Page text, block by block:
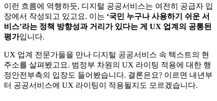
이런 흐름에 역행하듯, 디지털 공공서비스는 여전히 공급자 입
장에서 작성되고 있고요. 이는 ‘국민 누구나 사용하기 쉬운 서
비스’라는 정책 방향성과 거리가 있다는 게 UX 업계의 공통된
평가입니다.
UX 업계 전문가들을 만나 디지털 공공서비스 속 텍스트의 현
주소를 살펴봤고요. 범정부 차원의 UX 라이팅 적용에 대한 행
정안전부측의 입장도 들어봤습니다. 결론은요? 이르면 내년부
터 공공서비스에 UX 라이팅이 적용될지도 모르겠습니다.